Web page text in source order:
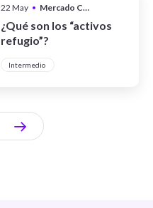
22 May • Mercado Cripto
¿Qué son los “activos
refugio”?
Intermedio